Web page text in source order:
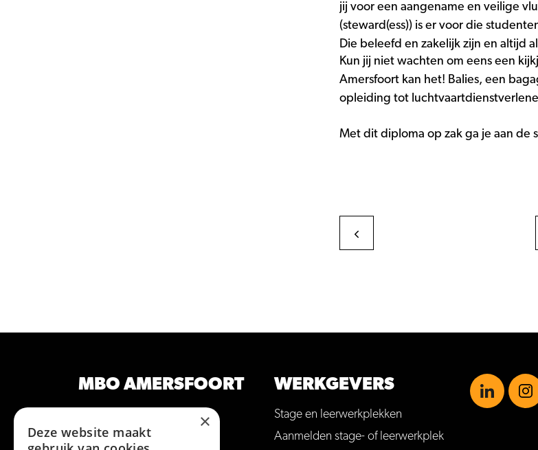
jij voor een aangename en veilige
(steward(ess)) is er voor die
Die beleefd en zakelijk zijn en altijd
Kun jij niet wachten om eens een
Amersfoort kan het! Balies, een
opleiding tot
Met dit diploma op zak ga je aan de
MBO AMERSFOORT
Contact
WERKGEVERS
Stage en leerwerkplekken
Aanmelden stage- of leerwerkplek
https://
×
Deze website maakt